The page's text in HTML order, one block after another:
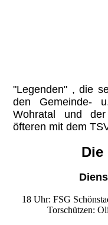
"Legenden" , die
den Gemeinde-
Wohratal und
öfteren mit dem
Die
18 Uhr: FSG
Torschützen: